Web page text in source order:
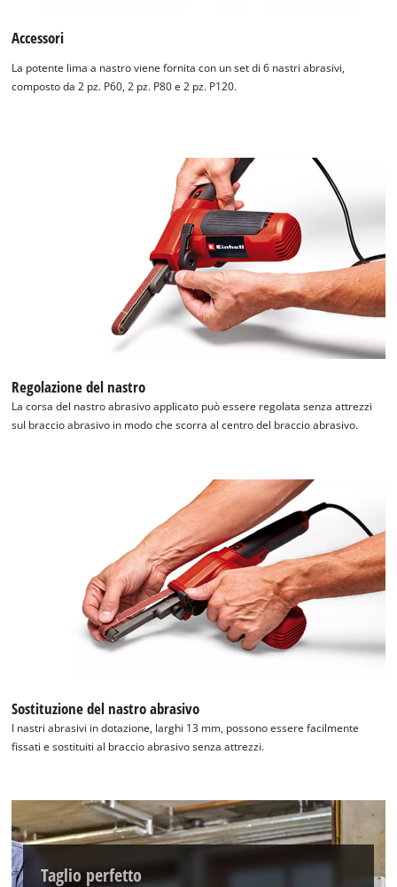
Abbiamo bisogno del vostro permesso
per caricare Google Maps!
Accessori
La potente lima a nastro viene fornita con un set di 6 nastri abrasivi,
composto da 2 pz. P60, 2 pz. P80 e 2 pz. P120.
Regolazione del nastro
La corsa del nastro abrasivo applicato può essere regolata senza attrezzi
sul braccio abrasivo in modo che scorra al centro del braccio abrasivo.
Sostituzione del nastro abrasivo
I nastri abrasivi in dotazione, larghi 13 mm, possono essere facilmente
fissati e sostituiti al braccio abrasivo senza attrezzi.
Taglio perfetto